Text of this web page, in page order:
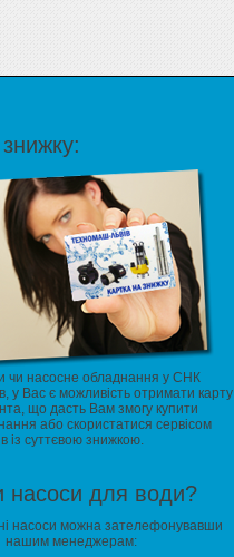
чи насосне обладнання у СНК
у Вас є можливість отримати карту
що дасть Вам змогу купити
або скористатися сервісом
із суттєвою знижкою.
насоси для води?
насоси можна зателефонувавши
нашим менеджерам: